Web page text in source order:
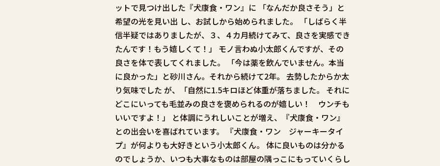
ットで見つけ出した『犬康食・ワン』に 「なんだか良さそう」と
希望の光を見い出 し、お試しから始められました。 「しばらく半
信半疑ではありましたが、３、４カ月続けてみて、良さを実感でき
たんです！もう嬉しくて！」 モノ言わぬ小太郎くんですが、その
良さを体で表してくれました。 「今は薬を飲んでいません。本当
に良かった」と砂川さん。それから続けて2年。 去勢したからか太
り気味でした が、「自然に1.5キロほど体重が落ちました。 それに
どこにいっても毛並みの良さを褒められるのが嬉しい！ ウンチも
いいですよ！」 と体調にうれしいことが増え、『犬康食・ワン』
との出会いを喜ばれています。 『犬康食・ワン ジャーキータイ
プ』が何よりも大好きという小太郎くん。 体に良いものは分かる
のでしょうか、いつも大事なものは部屋の隅っこにもっていくらし